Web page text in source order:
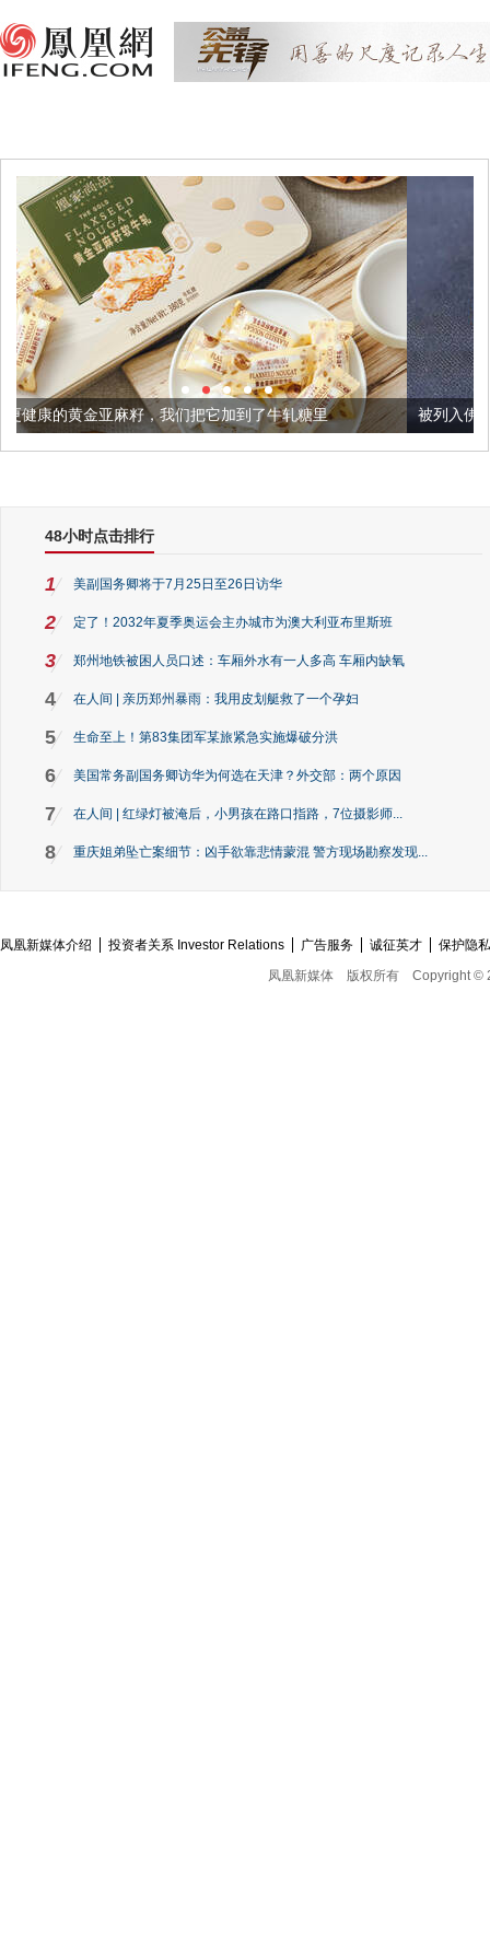
我们把它加到了牛轧糖里 被列入佛家七宝的它到底有多
48小时点击排行
1 美副国务卿将于7月25日至26日访华
2 定了！2032年夏季奥运会主办城市为澳大利亚布里斯班
3 郑州地铁被困人员口述：车厢外水有一人多高 车厢内缺氧
4 在人间 | 亲历郑州暴雨：我用皮划艇救了一个孕妇
5 生命至上！第83集团军某旅紧急实施爆破分洪
6 美国常务副国务卿访华为何选在天津？外交部：两个原因
7 在人间 | 红绿灯被淹后，小男孩在路口指路，7位摄影师...
8 重庆姐弟坠亡案细节：凶手欲靠悲情蒙混 警方现场勘察发现...
凤凰新媒体介绍 投资者关系 Investor Relations 广告服务 诚征英才
保护隐
凤凰新媒体
版权所有 Copyright ©